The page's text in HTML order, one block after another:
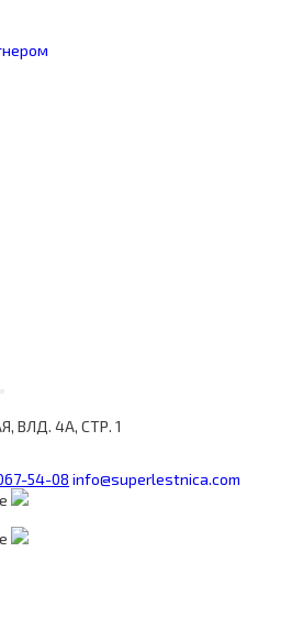
ВЛД. 4А, СТР. 1
54-08 info@superlestnica.com